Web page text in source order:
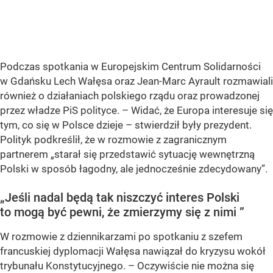
Podczas spotkania w Europejskim Centrum Solidarności
w Gdańsku Lech Wałęsa oraz Jean-Marc Ayrault rozmawiali
również o działaniach polskiego rządu oraz prowadzonej
przez władze PiS polityce. – Widać, że Europa interesuje się
tym, co się w Polsce dzieje – stwierdził były prezydent.
Polityk podkreślił, że w rozmowie z zagranicznym
partnerem „starał się przedstawić sytuację wewnętrzną
Polski w sposób łagodny, ale jednocześnie zdecydowany”.
„Jeśli nadal będą tak niszczyć interes Polski
to mogą być pewni, że zmierzymy się z nimi ”
W rozmowie z dziennikarzami po spotkaniu z szefem
francuskiej dyplomacji Wałęsa nawiązał do kryzysu wokół
trybunału Konstytucyjnego. – Oczywiście nie można się